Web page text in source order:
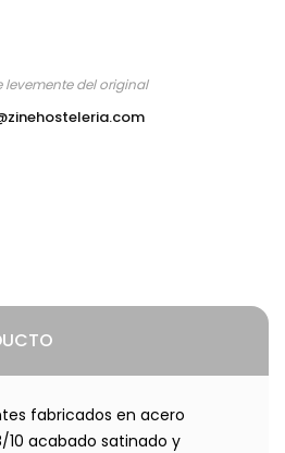
levemente del original
fabricados en acero
10 acabado satinado y